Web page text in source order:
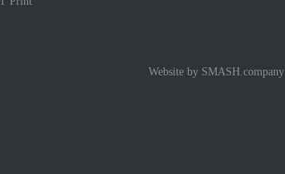
Website by SMASH.company